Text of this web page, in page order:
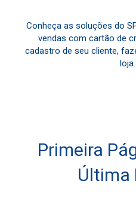
Conheça as soluções do
vendas com cartão de
cadastro de seu cliente,
loja.
Primeira
Última